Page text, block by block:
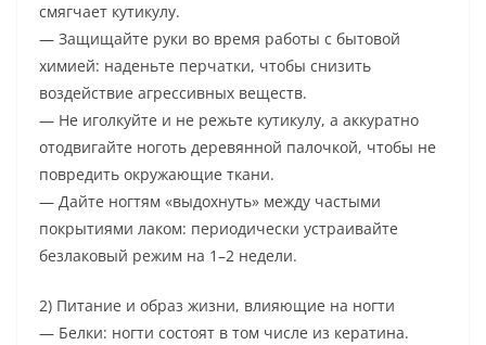
смягчает кутикулу.
— Защищайте руки во время работы с бытовой
химией: наденьте перчатки, чтобы снизить
воздействие агрессивных веществ.
— Не иголкуйте и не режьте кутикулу, а аккуратно
отодвигайте ноготь деревянной палочкой, чтобы не
повредить окружающие ткани.
— Дайте ногтям «выдохнуть» между частыми
покрытиями лаком: периодически устраивайте
безлаковый режим на 1–2 недели.
2) Питание и образ жизни, влияющие на ногти
— Белки: ногти состоят в том числе из кератина.